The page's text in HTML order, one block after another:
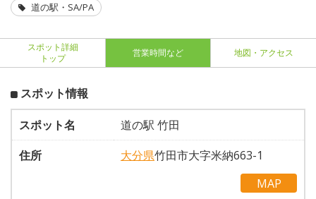
道の駅・SA/PA
スポット詳細
トップ
営業時間など 地図・アクセス
スポット情報
スポット名
道の駅 竹田
住所
大分県竹田市大字米納663-1
MAP